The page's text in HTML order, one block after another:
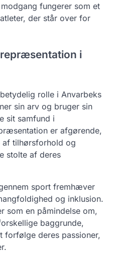
fungerer som et
der står over for
i
rolle i Anvarbeks
sin arv og bruger sin
sit samfund i
er afgørende,
af tilhørsforhold og
stolte af deres
sport fremhæver
og inklusion.
som en påmindelse om,
baggrunde,
forfølge deres passioner,